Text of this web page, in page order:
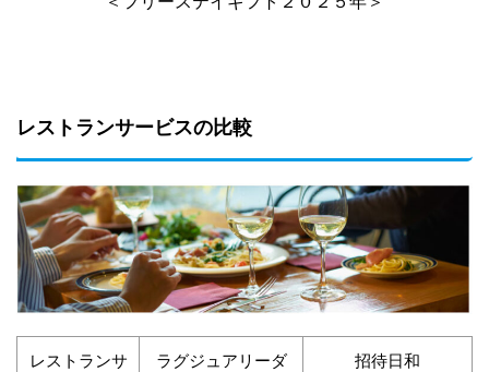
レストランサービスの比較
レストランサ
ラグジュアリーダ
招待日和